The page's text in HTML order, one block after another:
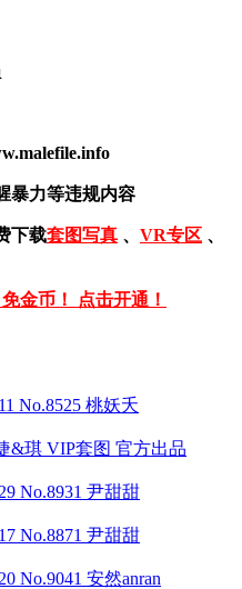
暴力等违规内容
下载套图写真 、 VR专区 、
金币！ 点击开通！
No.8525 桃妖夭
&琪 VIP套图 官方出品
No.8931 尹甜甜
No.8871 尹甜甜
No.9041 安然anran